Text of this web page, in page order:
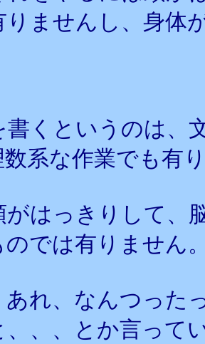
りませんし、身体
書くというのは、
系な作業でも有
がはっきりして、
のでは有りません
あれ、なんつった
、、、とか言って